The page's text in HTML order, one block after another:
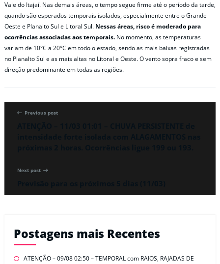
Vale do Itajaí. Nas demais áreas, o tempo segue firme até o período da tarde,
quando são esperados temporais isolados, especialmente entre o Grande
Oeste e Planalto Sul e Litoral Sul. Nessas áreas, risco é moderado para
ocorrências associadas aos temporais. No momento, as temperaturas
variam de 10°C a 20°C em todo o estado, sendo as mais baixas registradas
no Planalto Sul e as mais altas no Litoral e Oeste. O vento sopra fraco e sem
direção predominante em todas as regiões.
Previous post
Next post
Postagens mais Recentes
ATENÇÃO – 09/08 02:50 – TEMPORAL com RAIOS, RAJADAS DE